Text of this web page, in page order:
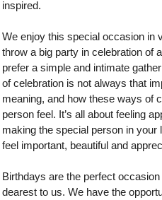
inspired.
We enjoy this special occasion in
throw a big party in celebration of
prefer a simple and intimate
of celebration is not always that
meaning, and how these ways of
person feel. It’s all about feeling
making the special person in your
feel important, beautiful and
Birthdays are the perfect
dearest to us. We have the